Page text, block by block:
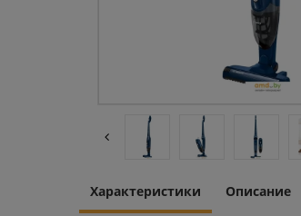
Характеристики Описание